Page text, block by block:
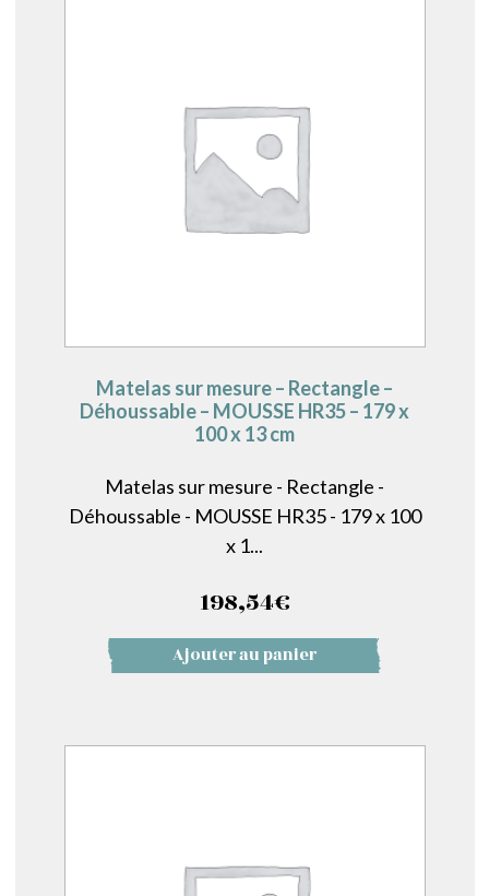
Matelas sur mesure – Rectangle –
Déhoussable – MOUSSE HR35 – 179 x
100 x 13 cm
Matelas sur mesure - Rectangle -
Déhoussable - MOUSSE HR35 - 179 x 100
x 1...
198,54€
Ajouter au panier